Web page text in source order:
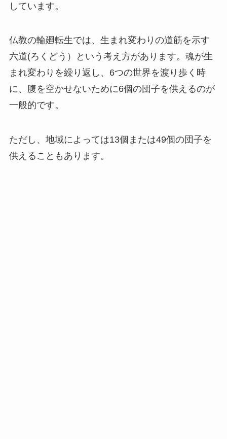
しています。
仏教の輪廻転生では、生まれ変わりの道筋を示す
六道(ろくどう）という考え方があります。魂が生
まれ変わりを繰り返し、6つの世界を渡り歩く時
に、腹を空かせないために6個の団子を供えるのが
一般的です。
ただし、地域によっては13個または49個の団子を
供えることもあります。